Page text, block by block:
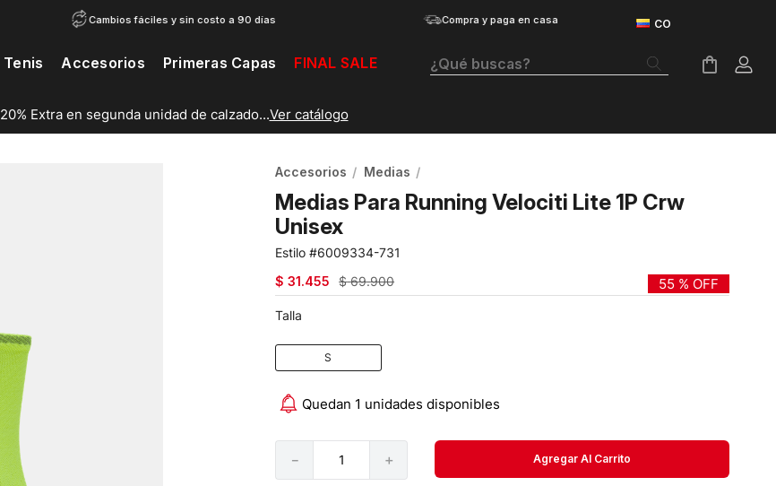
Cambios fáciles y sin costo a 90 días Compra y paga en casa
Tenis Accesorios Primeras Capas FINAL SALE ¿Qué buscas?
20% Extra en segunda unidad de calzado...Ver catálogo
Accesorios Medias
Medias Para Running Velociti Lite 1P Crw
Unisex
6009334-731
$ 31.455 $ 69.900 55 % OFF
Talla
S
Quedan 1 unidades disponibles
＋
－ Agregar Al Carrito
Botas
Tenis Mujer
Tenis Hombre
Guayos
Velociti
Medias